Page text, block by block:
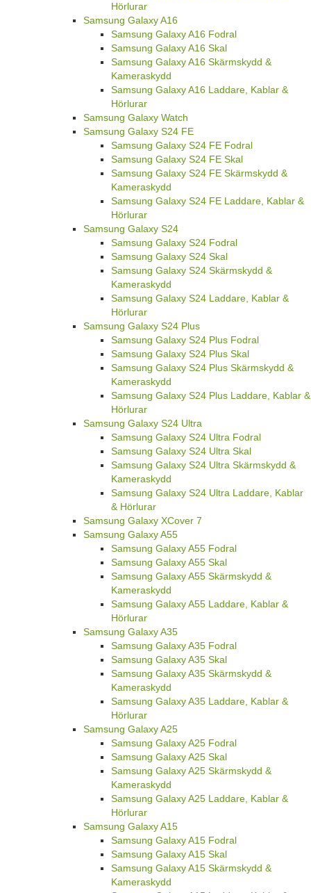
Hörlurar
Samsung Galaxy A16
Samsung Galaxy A16 Fodral
Samsung Galaxy A16 Skal
Samsung Galaxy A16 Skärmskydd &
Kameraskydd
Samsung Galaxy A16 Laddare, Kablar &
Hörlurar
Samsung Galaxy Watch
Samsung Galaxy S24 FE
Samsung Galaxy S24 FE Fodral
Samsung Galaxy S24 FE Skal
Samsung Galaxy S24 FE Skärmskydd &
Kameraskydd
Samsung Galaxy S24 FE Laddare, Kablar &
Hörlurar
Samsung Galaxy S24
Samsung Galaxy S24 Fodral
Samsung Galaxy S24 Skal
Samsung Galaxy S24 Skärmskydd &
Kameraskydd
Samsung Galaxy S24 Laddare, Kablar &
Hörlurar
Samsung Galaxy S24 Plus
Samsung Galaxy S24 Plus Fodral
Samsung Galaxy S24 Plus Skal
Samsung Galaxy S24 Plus Skärmskydd &
Kameraskydd
Samsung Galaxy S24 Plus Laddare, Kablar &
Hörlurar
Samsung Galaxy S24 Ultra
Samsung Galaxy S24 Ultra Fodral
Samsung Galaxy S24 Ultra Skal
Samsung Galaxy S24 Ultra Skärmskydd &
Kameraskydd
Samsung Galaxy S24 Ultra Laddare, Kablar
& Hörlurar
Samsung Galaxy XCover 7
Samsung Galaxy A55
Samsung Galaxy A55 Fodral
Samsung Galaxy A55 Skal
Samsung Galaxy A55 Skärmskydd &
Kameraskydd
Samsung Galaxy A55 Laddare, Kablar &
Hörlurar
Samsung Galaxy A35
Samsung Galaxy A35 Fodral
Samsung Galaxy A35 Skal
Samsung Galaxy A35 Skärmskydd &
Kameraskydd
Samsung Galaxy A35 Laddare, Kablar &
Hörlurar
Samsung Galaxy A25
Samsung Galaxy A25 Fodral
Samsung Galaxy A25 Skal
Samsung Galaxy A25 Skärmskydd &
Kameraskydd
Samsung Galaxy A25 Laddare, Kablar &
Hörlurar
Samsung Galaxy A15
Samsung Galaxy A15 Fodral
Samsung Galaxy A15 Skal
Samsung Galaxy A15 Skärmskydd &
Kameraskydd